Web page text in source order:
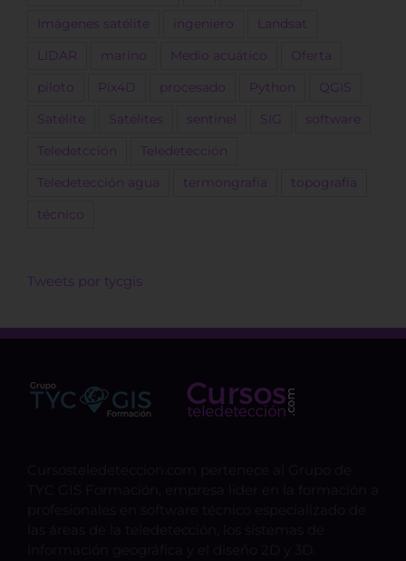
Imágenes satélite ingeniero Landsat
LIDAR marino Medio acuático Oferta
piloto Pix4D procesado Python QGIS
Satélite Satélites sentinel SIG software
Teledetcción Teledetección
Teledetección agua termongrafía topografía
técnico
Tweets por tycgis